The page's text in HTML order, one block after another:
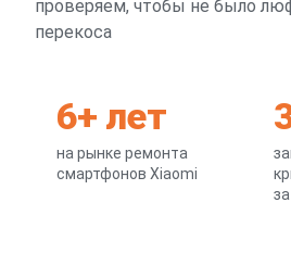
проверяем, чтобы не было
перекоса
6+ лет
на рынке ремонта
смартфонов Xiaomi